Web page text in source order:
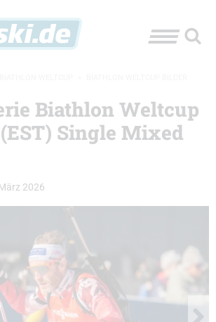
Biathlon Weltcup
Single Mixed
2026